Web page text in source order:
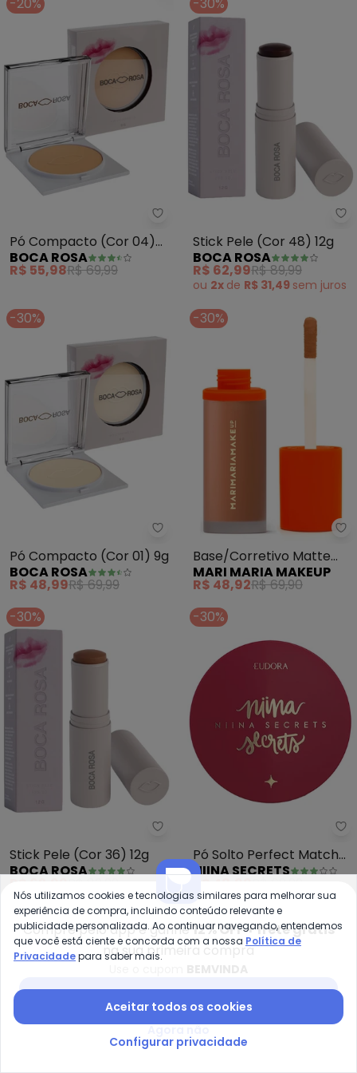
-20%
Boca Rosa - Pó Compacto
Pó Compacto (Cor 04)
9g
BOCA ROSA
R$ 55,98R$ 69,99
-30%
Stick Pele (Cor 48) 12g
BOCA ROSA
R$ 62,99R$ 89,99
ou 2x de R$ 31,49 sem juros
-30%
Boca Rosa - Pó Compacto (Cor
Pó Compacto (Cor 01) 9g
BOCA ROSA
R$ 48,99R$ 69,99
-30%
Base/Corretivo Matte
Velvet Skin (Bege Escuro)
MARI MARIA MAKEUP
R$ 48,92R$ 69,90
-30%
Boca Rosa - Stick Pele (Cor 36)
Stick Pele (Cor 36) 12g
BOCA ROSA
ou2xdeR$ 31,49semjuros
-30%
Pó Solto Perfect Match
(Cor 1)
NIINA SECRETS
-30% -30%
Compre pelo app e ganhe12% OFF + frete grátis
na sua primeira compra
Nós utilizamos cookies e tecnologias similares para melhorar sua
experiência de compra, incluindo conteúdo relevante e
publicidade personalizada. Ao continuar navegando, entendemos
que você está ciente e concorda com a nossa Política de
Privacidadepara saber mais.
Aceitar todos os cookies
Configurar privacidade